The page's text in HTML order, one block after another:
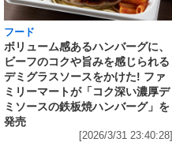
フード
ボリューム感あるハンバーグに、
ビーフのコクや旨みを感じられる
デミグラスソースをかけた! ファ
ミリーマートが「コク深い濃厚デ
ミソースの鉄板焼ハンバーグ」を
発売
[2026/3/31 23:40:28]